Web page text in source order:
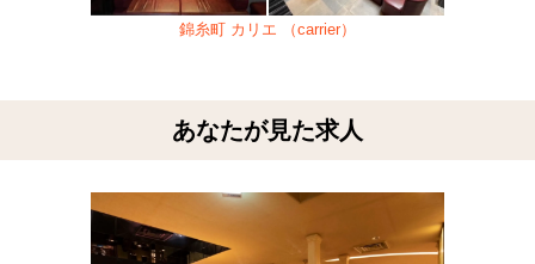
錦糸町 カリエ （carrier）
あなたが見た求人